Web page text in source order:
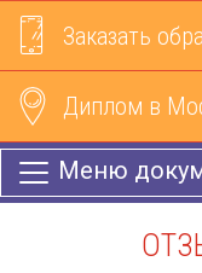
Заказать
Диплом в
Меню